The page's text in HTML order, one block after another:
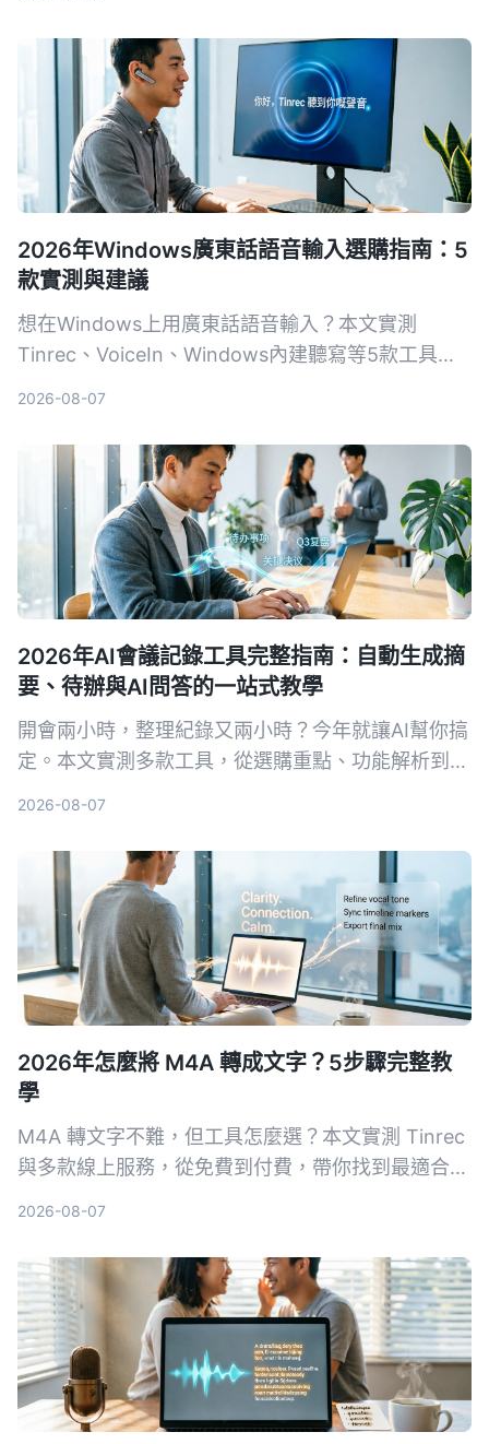
2026年Windows廣東話語音輸入選購指南：5
款實測與建議
想在Windows上用廣東話語音輸入？本文實測
Tinrec、VoiceIn、Windows內建聽寫等5款工具，
2026-08-07
2026年AI會議記錄工具完整指南：自動生成摘
要、待辦與AI問答的一站式教學
開會兩小時，整理紀錄又兩小時？今年就讓AI幫你搞
定。本文實測多款工具，從選購重點、功能解析到避
2026-08-07
2026年怎麼將 M4A 轉成文字？5步驟完整教
學
M4A 轉文字不難，但工具怎麼選？本文實測 Tinrec
與多款線上服務，從免費到付費，帶你找到最適合自
2026-08-07